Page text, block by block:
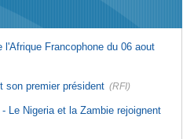
réunion du Partenariat Afrique-
2026 - Le continent, entre ouverture
commerciale et défiance migratoire
Afrique: CAN Féminine 2026 - Ce
silence qui en dit long
l'Afrique Francophone du 06 aout
son premier président (RFI)
Le Nigeria et la Zambie rejoignent